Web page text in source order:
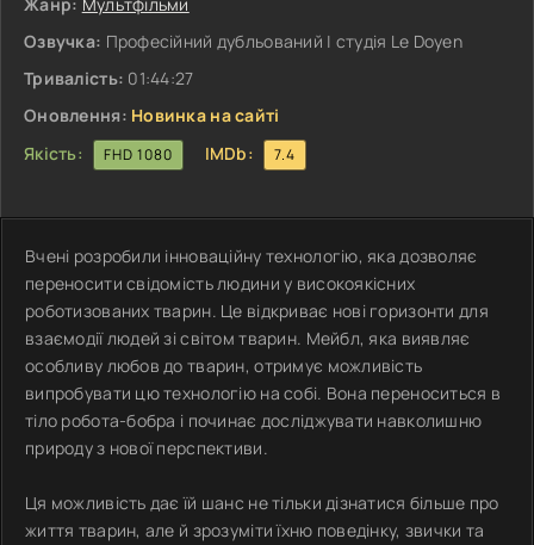
Озвучка: Професійний дубльований | студія Le Doyen
Тривалість: 01:44:27
Оновлення: Новинка на сайті
Якість:
FHD 1080 IMDb: 7.4
Вчені розробили інноваційну технологію, яка дозволяє
переносити свідомість людини у високоякісних
роботизованих тварин. Це відкриває нові горизонти для
взаємодії людей зі світом тварин. Мейбл, яка виявляє
особливу любов до тварин, отримує можливість
випробувати цю технологію на собі. Вона переноситься в
тіло робота-бобра і починає досліджувати навколишню
природу з нової перспективи.
Ця можливість дає їй шанс не тільки дізнатися більше про
життя тварин, але й зрозуміти їхню поведінку, звички та